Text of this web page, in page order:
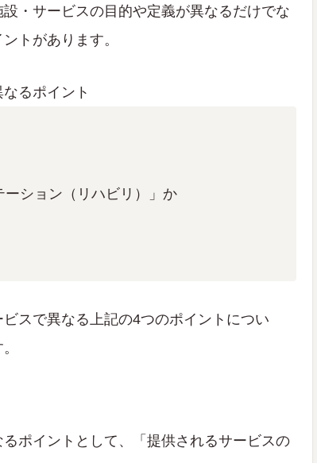
・サービスの目的や定義が異なるだけでな
トがあります。
るポイント
ーション（リハビリ）」か
スで異なる上記の4つのポイントについ
ポイントとして、「提供されるサービスの